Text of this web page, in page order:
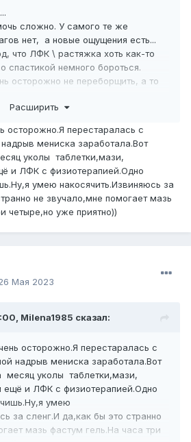
сложно. У самого те же
нет, а новые ощущения есть...
что ЛФК \ растяжка хоть как-то
спастикой немного бороться.
осторожно не переборщить, а то
- только в крайнем случае ,когда
Расширить
осторожно.Я перестаралась с
мениска заработала.Вот
уколы таблетки,мази,
и ЛФК с физиотерапией.Одно
умею накосячить.Извиняюсь за
не звучало,мне помогает мазь
четыре,но уже приятно))
Мая 2023
Milena1985 сказал:
осторожно.Я перестаралась с
надрыв мениска заработала.Вот
месяц уколы таблетки,мази,
ещё и ЛФК с физиотерапией.Одно
умею
за сленг.И да,как бы это странно
мазь фастум гель.На часа три